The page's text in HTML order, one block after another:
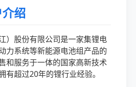
绍
）股份有限公司是一家集锂电
力系统等新能源电池组产品的
和服务于一体的国家高新技术
有超过20年的锂行业经验。